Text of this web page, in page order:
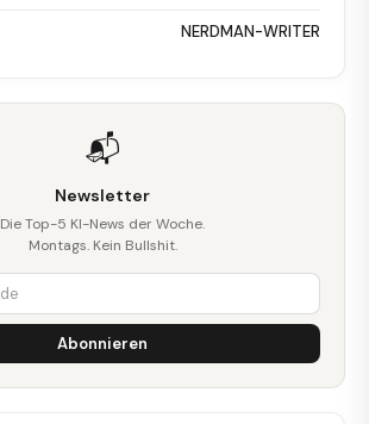
NERDMAN-WRITER
📬
Newsletter
Die Top-5 KI-News der Woche.
Montags. Kein Bullshit.
Abonnieren